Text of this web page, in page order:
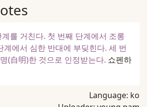
를 거친다. 첫 번째 단계에서 조롱
계에서 심한 반대에 부딪힌다. 세 번
(自明)한 것으로 인정받는다. 쇼펜하
Language: ko